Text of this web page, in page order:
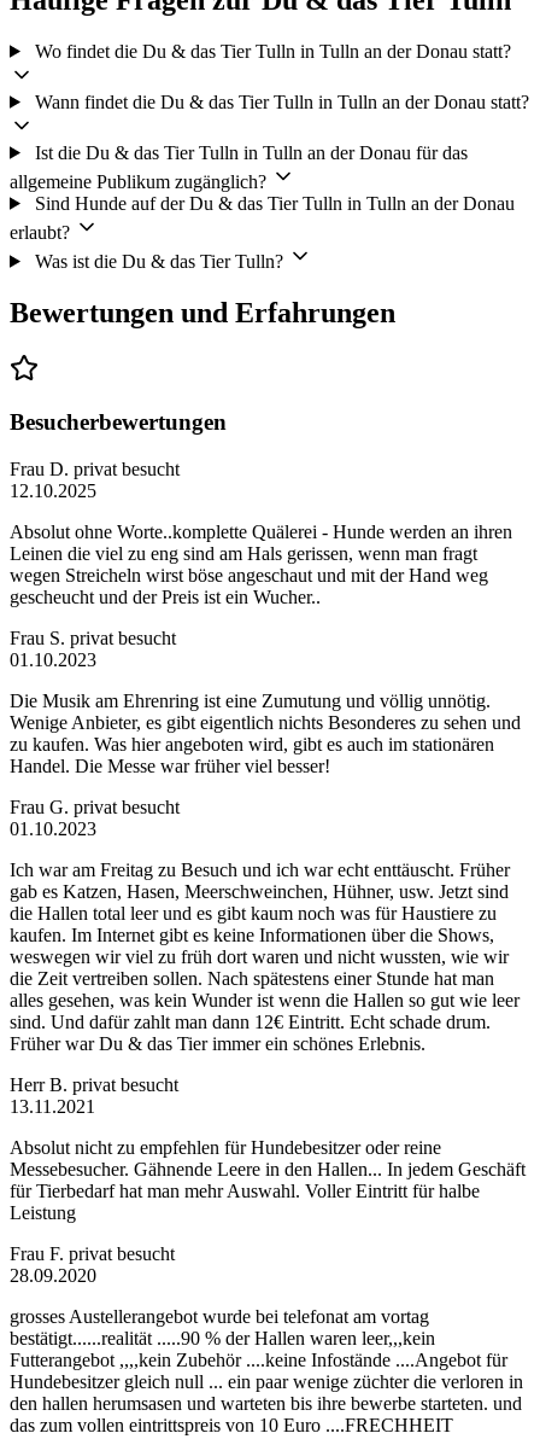
Wo findet die Du & das Tier Tulln in Tulln an der Donau statt?
Wann findet die Du & das Tier Tulln in Tulln an der Donau statt?
Ist die Du & das Tier Tulln in Tulln an der Donau für das
allgemeine Publikum zugänglich?
Sind Hunde auf der Du & das Tier Tulln in Tulln an der Donau
erlaubt?
Was ist die Du & das Tier Tulln?
Bewertungen und Erfahrungen
Besucherbewertungen
Frau D. privat besucht
12.10.2025
Absolut ohne Worte..komplette Quälerei - Hunde werden an ihren
Leinen die viel zu eng sind am Hals gerissen, wenn man fragt
wegen Streicheln wirst böse angeschaut und mit der Hand weg
gescheucht und der Preis ist ein Wucher..
Frau S. privat besucht
01.10.2023
Die Musik am Ehrenring ist eine Zumutung und völlig unnötig.
Wenige Anbieter, es gibt eigentlich nichts Besonderes zu sehen und
zu kaufen. Was hier angeboten wird, gibt es auch im stationären
Handel. Die Messe war früher viel besser!
Frau G. privat besucht
01.10.2023
Ich war am Freitag zu Besuch und ich war echt enttäuscht. Früher
gab es Katzen, Hasen, Meerschweinchen, Hühner, usw. Jetzt sind
die Hallen total leer und es gibt kaum noch was für Haustiere zu
kaufen. Im Internet gibt es keine Informationen über die Shows,
weswegen wir viel zu früh dort waren und nicht wussten, wie wir
die Zeit vertreiben sollen. Nach spätestens einer Stunde hat man
alles gesehen, was kein Wunder ist wenn die Hallen so gut wie leer
sind. Und dafür zahlt man dann 12€ Eintritt. Echt schade drum.
Früher war Du & das Tier immer ein schönes Erlebnis.
Herr B. privat besucht
13.11.2021
Absolut nicht zu empfehlen für Hundebesitzer oder reine
Messebesucher. Gähnende Leere in den Hallen... In jedem Geschäft
für Tierbedarf hat man mehr Auswahl. Voller Eintritt für halbe
Leistung
Frau F. privat besucht
28.09.2020
grosses Austellerangebot wurde bei telefonat am vortag
bestätigt......realität .....90 % der Hallen waren leer,,,kein
Futterangebot ,,,,kein Zubehör ....keine Infostände ....Angebot für
Hundebesitzer gleich null ... ein paar wenige züchter die verloren in
den hallen herumsasen und warteten bis ihre bewerbe starteten. und
das zum vollen eintrittspreis von 10 Euro ....FRECHHEIT